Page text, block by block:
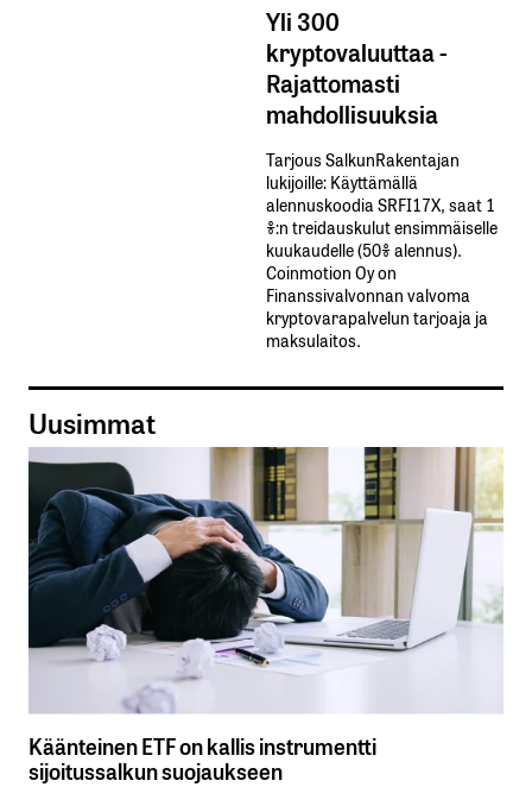
Yli 300
kryptovaluuttaa -
Rajattomasti
mahdollisuuksia
Tarjous SalkunRakentajan
lukijoille: Käyttämällä​ ​
alennuskoodia​ ​SRFI17X,​ ​saat​ ​1
%:n treidauskulut​ ​ensimmäiselle​ ​
kuukaudelle​ ​(50%​ ​alennus).
Coinmotion Oy on
Finanssivalvonnan valvoma
kryptovarapalvelun tarjoaja ja
maksulaitos.
Uusimmat
Käänteinen ETF on kallis instrumentti
sijoitussalkun suojaukseen